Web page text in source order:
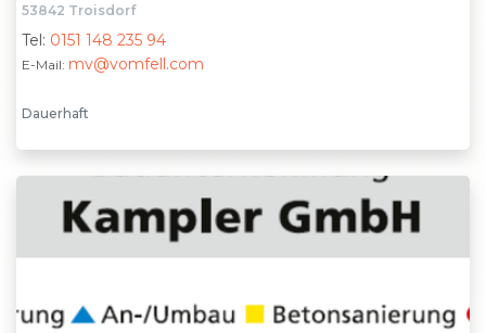
53842 Troisdorf
Tel: 0151 148 235 94
E-Mail: mv@vomfell.com
Dauerhaft